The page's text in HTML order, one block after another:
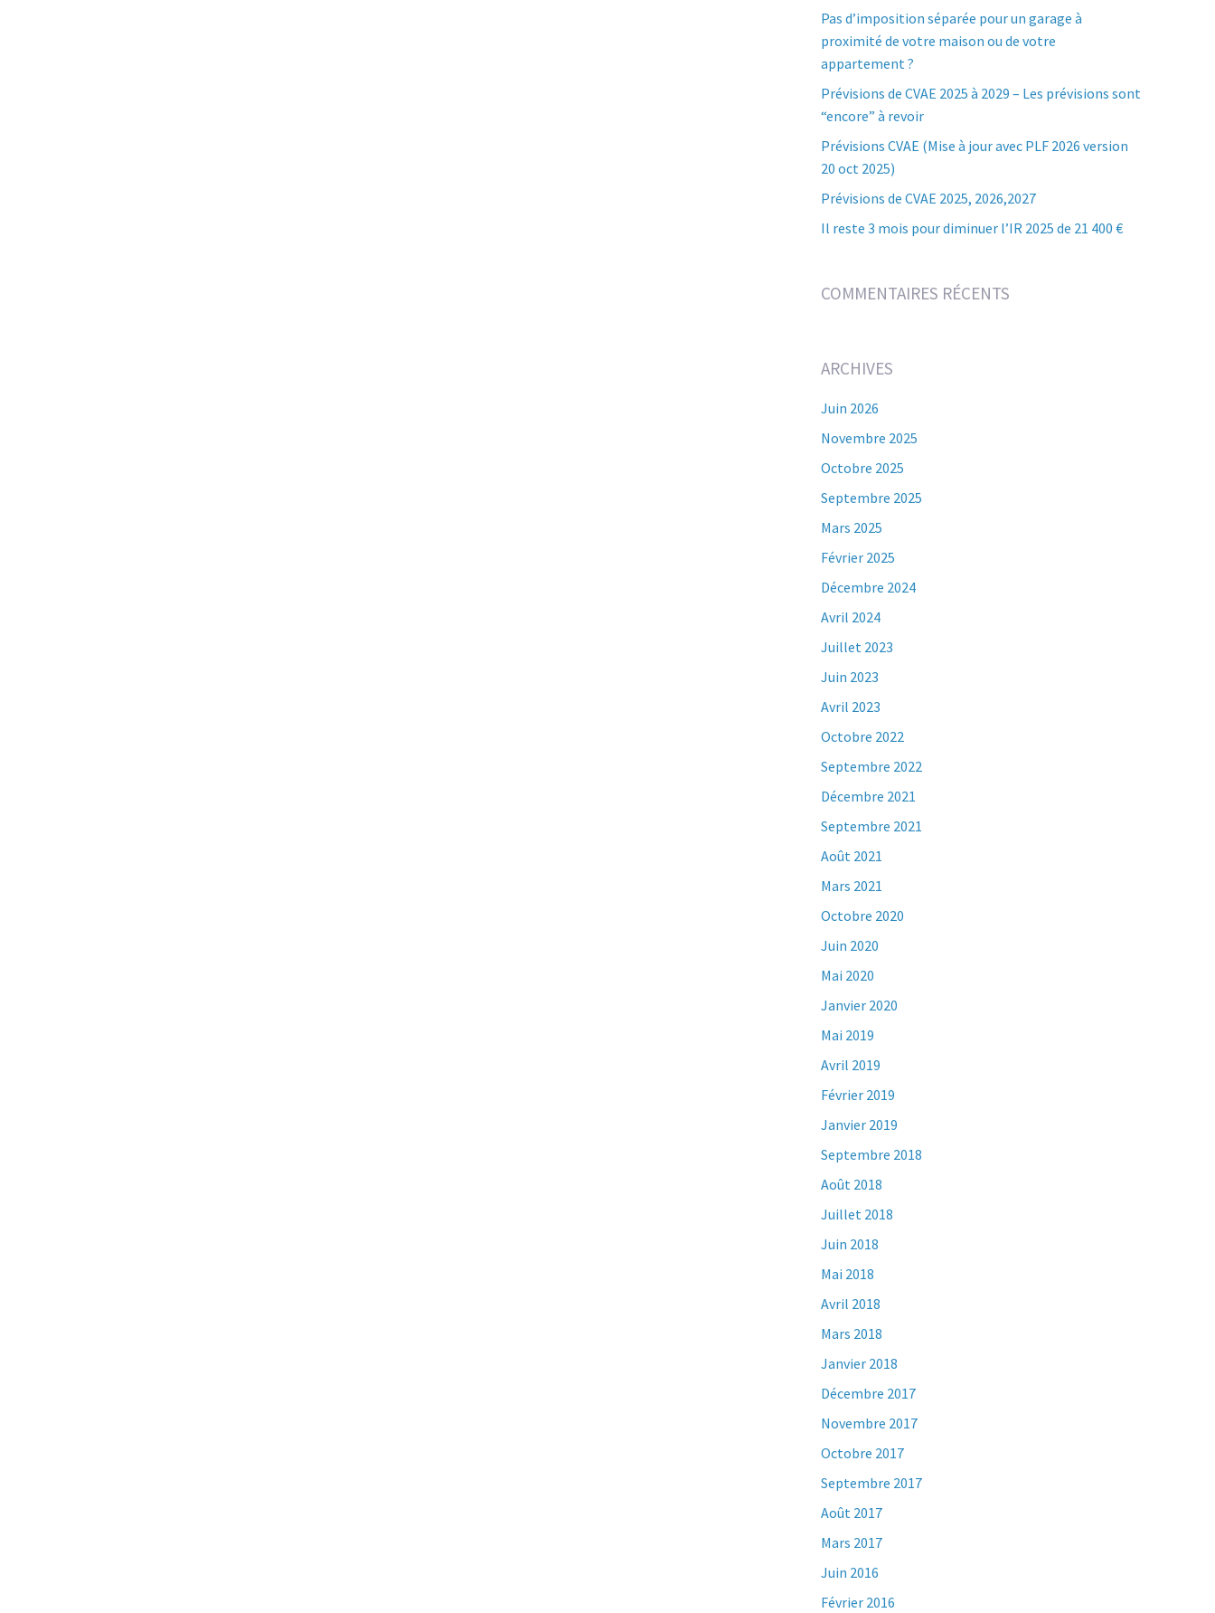
Pas d’imposition séparée pour un garage à
proximité de votre maison ou de votre
appartement ?
Prévisions de CVAE 2025 à 2029 – Les prévisions sont
“encore” à revoir
Prévisions CVAE (Mise à jour avec PLF 2026 version
20 oct 2025)
Prévisions de CVAE 2025, 2026,2027
Il reste 3 mois pour diminuer l’IR 2025 de 21 400 €
COMMENTAIRES RÉCENTS
ARCHIVES
Juin 2026
Novembre 2025
Octobre 2025
Septembre 2025
Mars 2025
Février 2025
Décembre 2024
Avril 2024
Juillet 2023
Juin 2023
Avril 2023
Octobre 2022
Septembre 2022
Décembre 2021
Septembre 2021
Août 2021
Mars 2021
Octobre 2020
Juin 2020
Mai 2020
Janvier 2020
Mai 2019
Avril 2019
Février 2019
Janvier 2019
Septembre 2018
Août 2018
Juillet 2018
Juin 2018
Mai 2018
Avril 2018
Mars 2018
Janvier 2018
Décembre 2017
Novembre 2017
Octobre 2017
Septembre 2017
Août 2017
Mars 2017
Juin 2016
Février 2016